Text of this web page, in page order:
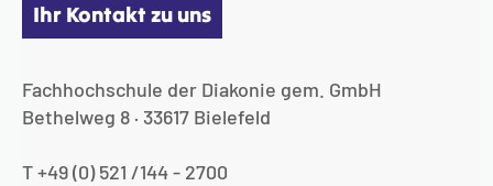
Ihr Kontakt zu uns
Fachhochschule der Diakonie gem. GmbH
Bethelweg 8 · 33617 Bielefeld
T +49 (0) 521 /144 - 2700